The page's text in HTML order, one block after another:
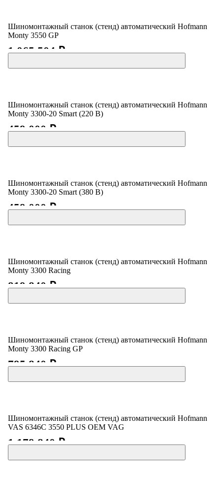
Шиномонтажный станок (стенд) автоматический Hofmann
Monty 3550 GP
1 065 504 ₽
Шиномонтажный станок (стенд) автоматический Hofmann
Monty 3300-20 Smart (220 В)
459 000 ₽
Шиномонтажный станок (стенд) автоматический Hofmann
Monty 3300-20 Smart (380 В)
459 000 ₽
Шиномонтажный станок (стенд) автоматический Hofmann
Monty 3300 Racing
819 840 ₽
Шиномонтажный станок (стенд) автоматический Hofmann
Monty 3300 Racing GP
795 840 ₽
Шиномонтажный станок (стенд) автоматический Hofmann
VAS 6346C 3550 PLUS OEM VAG
1 179 840 ₽